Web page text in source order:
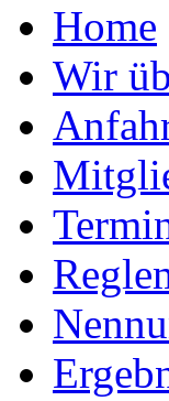
Home
Wir